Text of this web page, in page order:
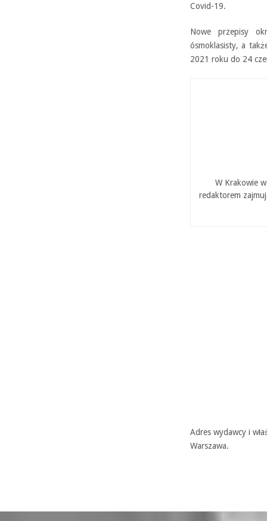
Covid-19.
Nowe przepisy
ósmoklasisty, a
2021 roku do 24
W Krakowie
redaktorem
Adres wydawcy i
Warszawa.